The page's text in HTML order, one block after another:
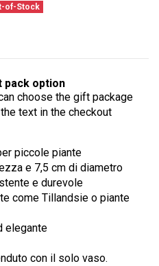
of-Stock
pack option
choose the gift package
text in the checkout
piccole piante
e 7,5 cm di diametro
e durevole
come Tillandsie o piante
elegante
con il solo vaso.